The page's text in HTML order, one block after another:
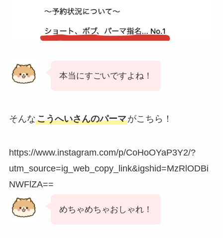
本当にすごいですよね！
そんなこうへいさんのパーマがこちら！
https://www.instagram.com/p/CoHoOYaP3Y2/?
utm_source=ig_web_copy_link&igshid=MzRlODBi
NWFlZA==
めちゃめちゃおしゃれ！